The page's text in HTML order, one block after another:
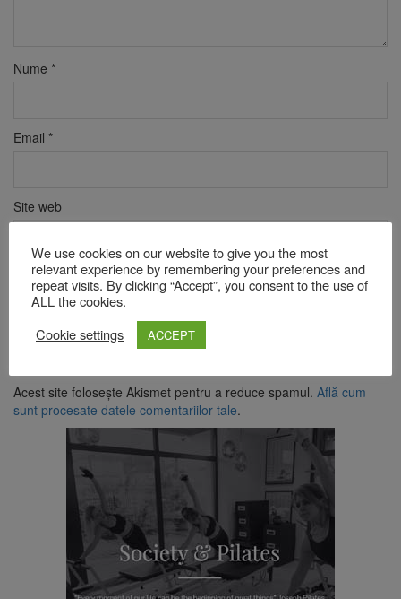
Nume *
Email *
Site web
Verificare anti-robot
Click pentru a începe verificarea
Acest site folosește Akismet pentru a reduce spamul. Află cum
sunt procesate datele comentariilor tale.
We use cookies on our website to give you the most
relevant experience by remembering your preferences and
repeat visits. By clicking “Accept”, you consent to the use of
ALL the cookies.
Cookie settings
ACCEPT